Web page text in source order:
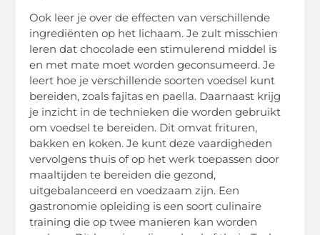
Ook leer je over de effecten van verschillende
ingrediënten op het lichaam. Je zult misschien
leren dat chocolade een stimulerend middel is
en met mate moet worden geconsumeerd. Je
leert hoe je verschillende soorten voedsel kunt
bereiden, zoals fajitas en paella. Daarnaast krijg
je inzicht in de technieken die worden gebruikt
om voedsel te bereiden. Dit omvat frituren,
bakken en koken. Je kunt deze vaardigheden
vervolgens thuis of op het werk toepassen door
maaltijden te bereiden die gezond,
uitgebalanceerd en voedzaam zijn. Een
gastronomie opleiding is een soort culinaire
training die op twee manieren kan worden